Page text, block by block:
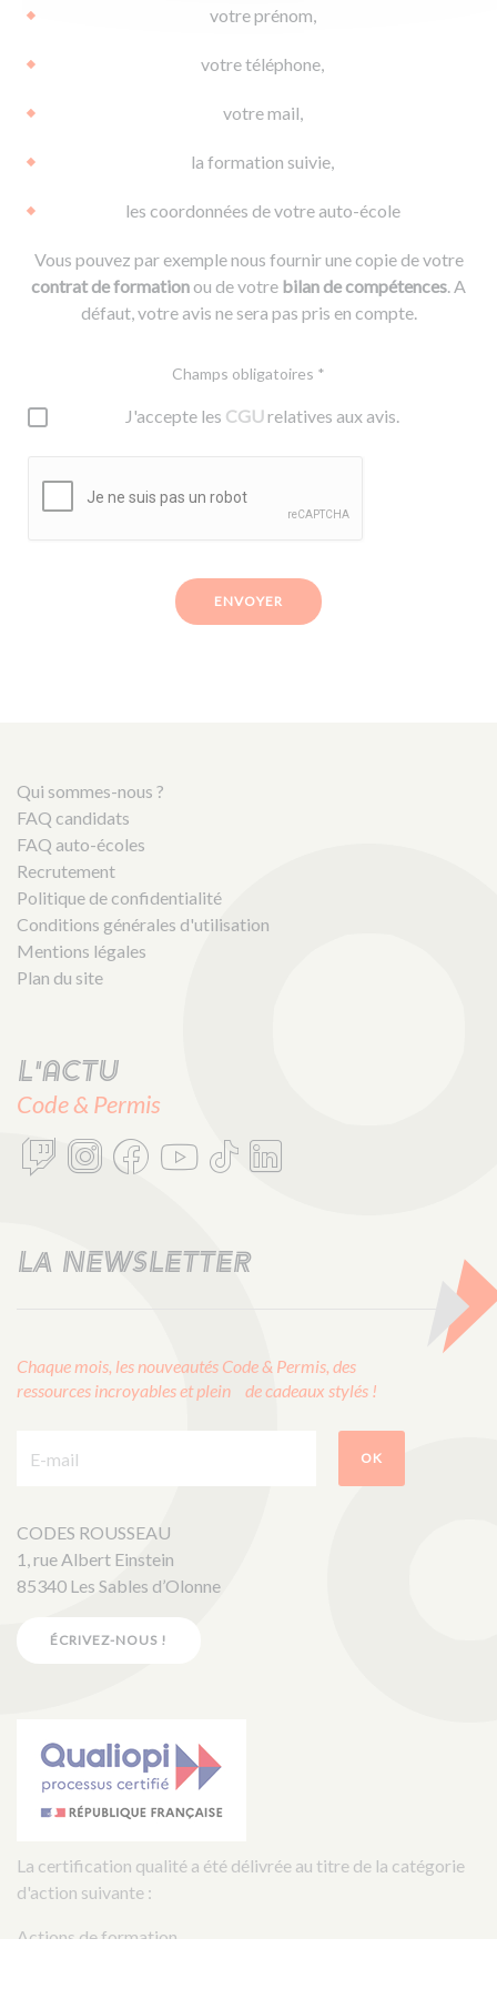
votre prénom,
votre téléphone,
votre mail,
la formation suivie,
les coordonnées de votre auto-école
Vous pouvez par exemple nous fournir une copie de votre
contrat de formationou de votre bilan de compétences. A
défaut, votre avis ne sera pas pris en compte.
Champs obligatoires *
J'accepte les CGUrelatives aux avis.
ENVOYER
Qui sommes-nous ?
FAQ candidats
FAQ auto-écoles
Recrutement
Politique de confidentialité
Conditions générales d'utilisation
Mentions légales
Plan du site
L'actu
Code & Permis
LA NEWSLETTER
Chaque mois, les nouveautés Code & Permis, des
ressources incroyables et plein de cadeaux stylés !
OK
CODES ROUSSEAU
1, rue Albert Einstein
85340 Les Sables d’Olonne
ÉCRIVEZ-NOUS !
La certification qualité a été délivrée au titre de la catégorie
d'action suivante :
Actions de formation